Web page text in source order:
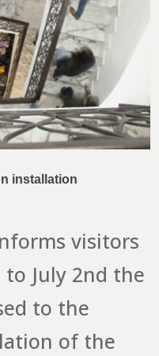
installation
visitors
July 2nd the
to the
of the